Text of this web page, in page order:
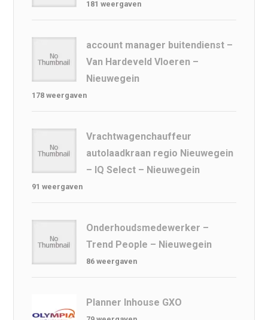
181 weergaven
account manager buitendienst –
Van Hardeveld Vloeren –
Nieuwegein
178 weergaven
Vrachtwagenchauffeur
autolaadkraan regio Nieuwegein
– IQ Select – Nieuwegein
91 weergaven
Onderhoudsmedewerker –
Trend People – Nieuwegein
86 weergaven
Planner Inhouse GXO